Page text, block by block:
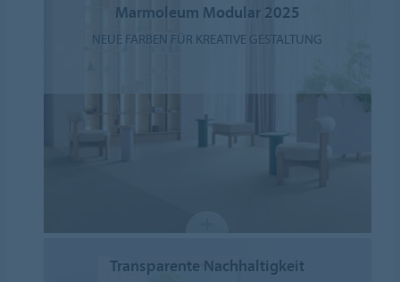
Marmoleum Modular 2025
NEUE FARBEN FÜR KREATIVE GESTALTUNG
Transparente Nachhaltigkeit